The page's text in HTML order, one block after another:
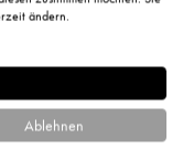
ändern.
Ablehnen